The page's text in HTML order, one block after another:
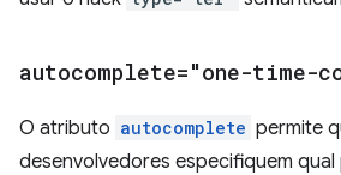
autocomplete="one-time-
O atributo autocomplete permite
desenvolvedores especifiquem qual